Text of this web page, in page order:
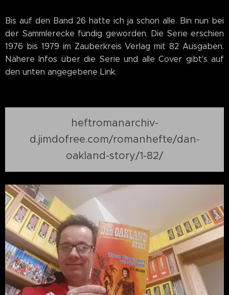
Bis auf den Band 26 hatte ich ja schon alle. Bin nun bei
der Sammlerecke fündig geworden. Die Serie erschien
1976 bis 1979 im Zauberkreis Verlag mit 82 Ausgaben.
Nähere Infos über die Serie und alle Cover gibt's auf
den unten angegebene Link.
heftromanarchiv-
d.jimdofree.com/romanhefte/dan-
oakland-story/1-82/